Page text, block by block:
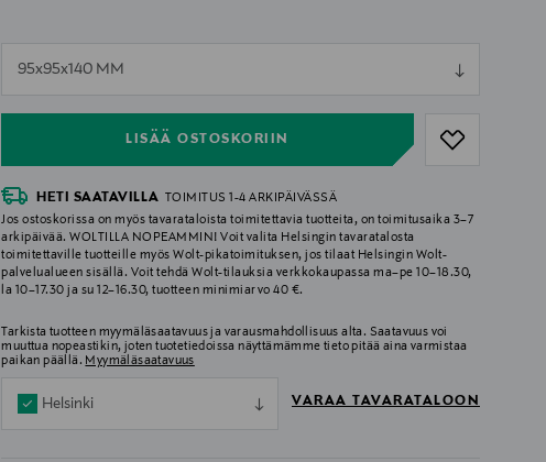
95x95x140 MM
LISÄÄ OSTOSKORIIN
null
HETI SAATAVILLA
TOIMITUS 1-4 ARKIPÄIVÄSSÄ
Jos ostoskorissa on myös tavarataloista toimitettavia tuotteita, on toimitusaika 3–7
arkipäivää. WOLTILLA NOPEAMMIN! Voit valita Helsingin tavaratalosta
toimitettaville tuotteille myös Wolt-pikatoimituksen, jos tilaat Helsingin Wolt-
palvelualueen sisällä. Voit tehdä Wolt-tilauksia verkkokaupassa ma–pe 10–18.30,
la 10–17.30 ja su 12–16.30, tuotteen minimiarvo 40 €.
Tarkista tuotteen myymäläsaatavuus ja varausmahdollisuus alta. Saatavuus voi
muuttua nopeastikin, joten tuotetiedoissa näyttämämme tieto pitää aina varmistaa
paikan päällä. Myymäläsaatavuus
Helsinki VARAA TAVARATALOON